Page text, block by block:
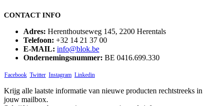
CONTACT INFO
Adres: Herenthoutseweg 145, 2200 Herentals
Telefoon: +32 14 21 37 00
E-MAIL: info@blok.be
Ondernemingsnummer: BE 0416.699.330
Facebook Twitter Instagram Linkedin
Krijg alle laatste informatie van nieuwe producten rechtstreeks in
jouw mailbox.